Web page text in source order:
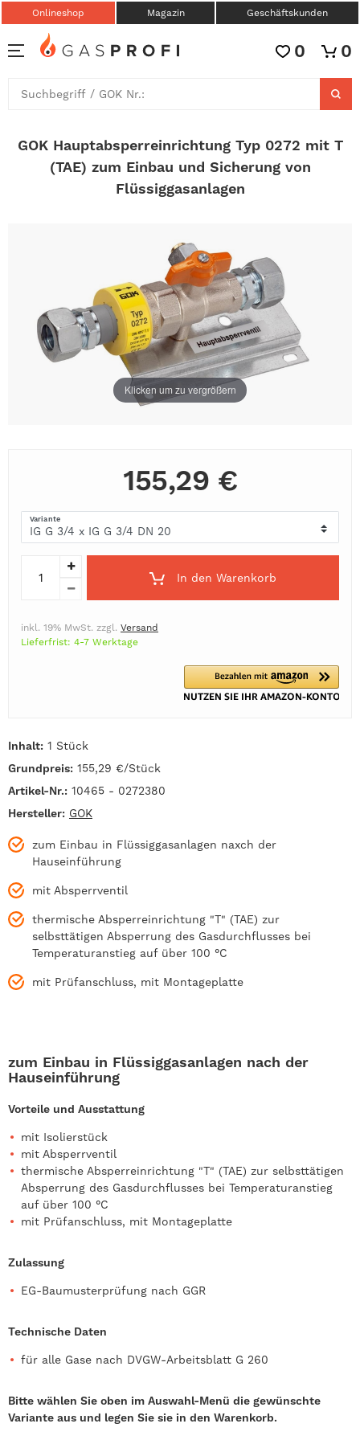
Onlineshop Magazin Geschäftskunden
0 0
GOK Hauptabsperreinrichtung Typ 0272 mit T
(TAE) zum Einbau und Sicherung von
Flüssiggasanlagen
Klicken um zu vergrößern
Inhalt: 1 Stück
Grundpreis: 155,29 €/Stück
Artikel-Nr.: 10465 - 0272380
Hersteller: GOK
zum Einbau in Flüssiggasanlagen naxch der
Hauseinführung
mit Absperrventil
thermische Absperreinrichtung "T" (TAE) zur
selbsttätigen Absperrung des Gasdurchflusses bei
Temperaturanstieg auf über 100 °C
mit Prüfanschluss, mit Montageplatte
155,29 €
Variante
In den Warenkorb
inkl. 19% MwSt. zzgl. Versand
Lieferfrist: 4-7 Werktage
zum Einbau in Flüssiggasanlagen nach der
Hauseinführung
Vorteile und Ausstattung
mit Isolierstück
mit Absperrventil
thermische Absperreinrichtung "T" (TAE) zur selbsttätigen
Absperrung des Gasdurchflusses bei Temperaturanstieg
auf über 100 °C
mit Prüfanschluss, mit Montageplatte
Zulassung
EG-Baumusterprüfung nach GGR
Technische Daten
für alle Gase nach DVGW-Arbeitsblatt G 260
Bitte wählen Sie oben im Auswahl-Menü die gewünschte
Variante aus und legen Sie sie in den Warenkorb.